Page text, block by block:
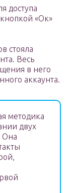
доступа
«Ок»
стояла
Весь
в него
аккаунта.
методика
двух
Она